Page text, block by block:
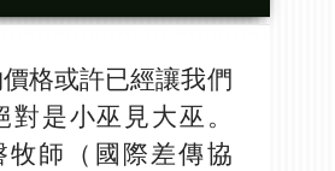
格或許已經讓我們
是小巫見大巫。
牧師（國際差傳協